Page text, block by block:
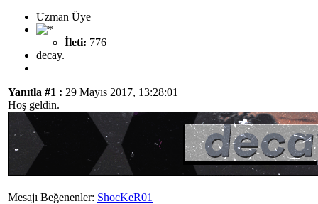
Uzman Üye
İleti: 776
decay.
Yanıtla #1 : 29 Mayıs 2017, 13:28:01
Hoş geldin.
Mesajı Beğenenler: ShocKeR01